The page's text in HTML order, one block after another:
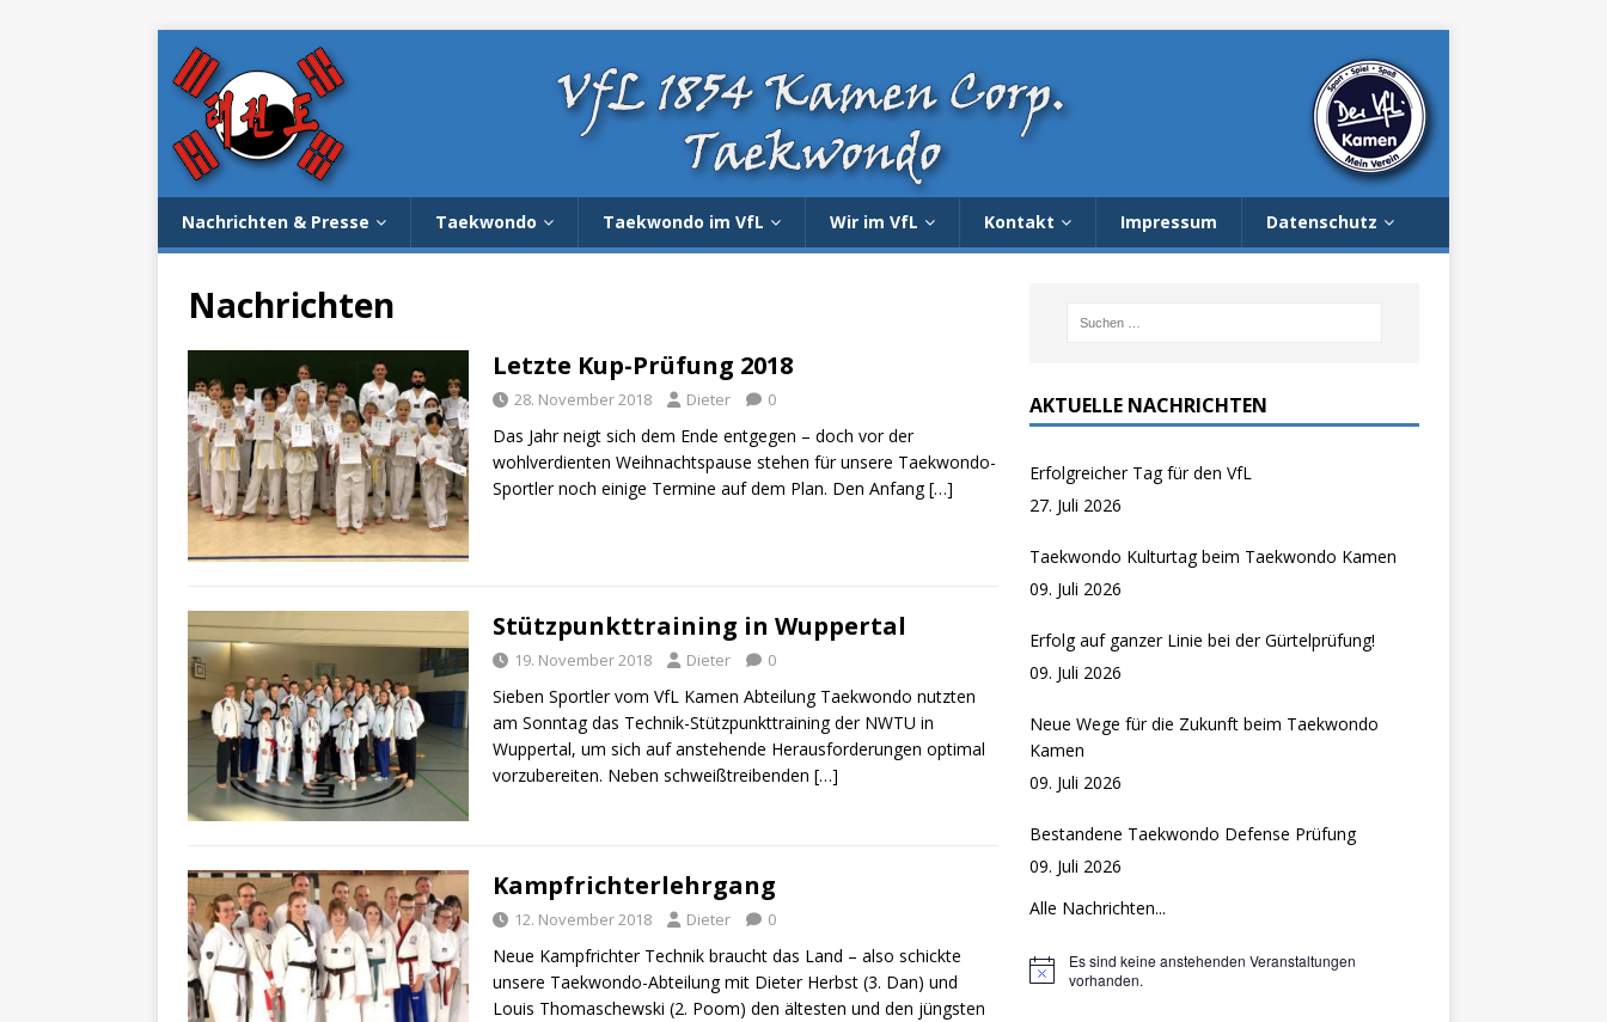
Nachrichten & Presse Taekwondo Taekwondo im VfL Wir im VfL Kontakt Impressum Datenschutz
Nachrichten
Letzte Kup-Prüfung 2018
28. November 2018 Dieter 0
Das Jahr neigt sich dem Ende entgegen – doch vor der
wohlverdienten Weihnachtspause stehen für unsere Taekwondo-
Sportler noch einige Termine auf dem Plan. Den Anfang[…]
Stützpunkttraining in Wuppertal
19. November 2018 Dieter 0
Sieben Sportler vom VfL Kamen Abteilung Taekwondo nutzten
am Sonntag das Technik-Stützpunkttraining der NWTU in
Wuppertal, um sich auf anstehende Herausforderungen optimal
vorzubereiten. Neben schweißtreibenden […]
Kampfrichterlehrgang
12. November 2018 Dieter 0
Neue Kampfrichter Technik braucht das Land – also schickte
unsere Taekwondo-Abteilung mit Dieter Herbst (3. Dan) und
Louis Thomaschewski (2. Poom) den ältesten und den jüngsten
AKTUELLE NACHRICHTEN
Erfolgreicher Tag für den VfL
27. Juli 2026
Taekwondo Kulturtag beim Taekwondo Kamen
09. Juli 2026
Erfolg auf ganzer Linie bei der Gürtelprüfung!
09. Juli 2026
Neue Wege für die Zukunft beim Taekwondo
Kamen
09. Juli 2026
Bestandene Taekwondo Defense Prüfung
09. Juli 2026
Alle Nachrichten...
H
Es sind keine anstehenden Veranstaltungen
vorhanden.